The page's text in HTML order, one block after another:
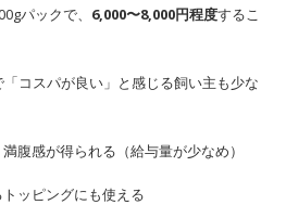
パックで、 6,000〜8,000円程度するこ
コスパが良い」と感じる飼い主も少な
腹感が得られる（給与量が少なめ）
ッピングにも使える